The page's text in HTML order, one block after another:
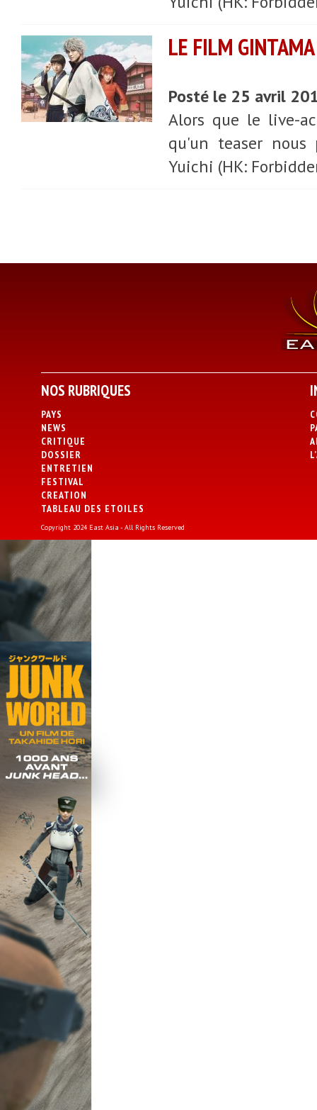
LE FILM
Posté le 25 avril
Alors que le live-
qu'un teaser nous
Yuichi (HK:
NOS RUBRIQUES
PAYS
NEWS
CRITIQUE
DOSSIER
ENTRETIEN
FESTIVAL
CREATION
TABLEAU DES ETOILES
Copyright 2024 East Asia - All Rights Reserved